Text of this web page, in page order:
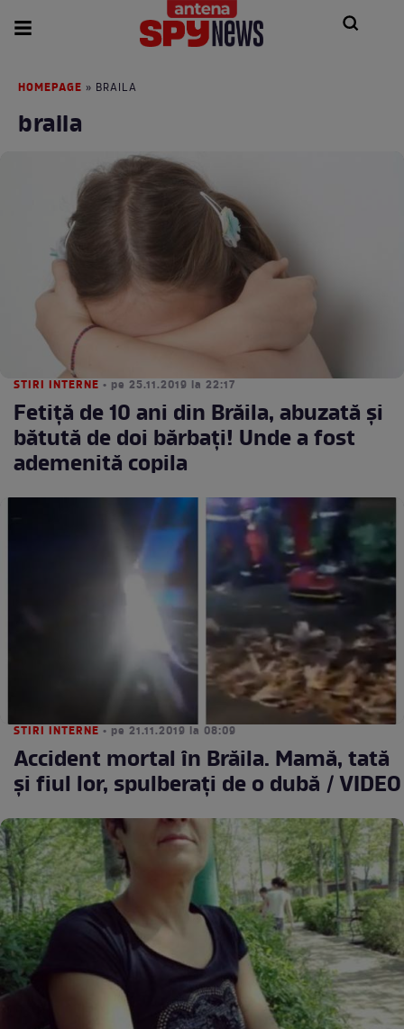
HOMEPAGE » BRAILA
braila
STIRI INTERNE • pe 25.11.2019 la 22:17
Fetiţă de 10 ani din Brăila, abuzată şi
bătută de doi bărbaţi! Unde a fost
ademenită copila
STIRI INTERNE • pe 21.11.2019 la 08:09
Accident mortal în Brăila. Mamă, tată
şi fiul lor, spulberaţi de o dubă / VIDEO